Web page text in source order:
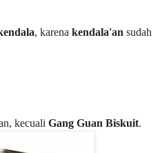
, karena kendala'an sudah
kecuali Gang Guan Biskuit.